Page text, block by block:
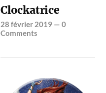
Clockatrice
28 février 2019 —0
Comments